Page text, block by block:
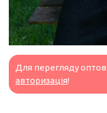
Для перегляду
авторизація!